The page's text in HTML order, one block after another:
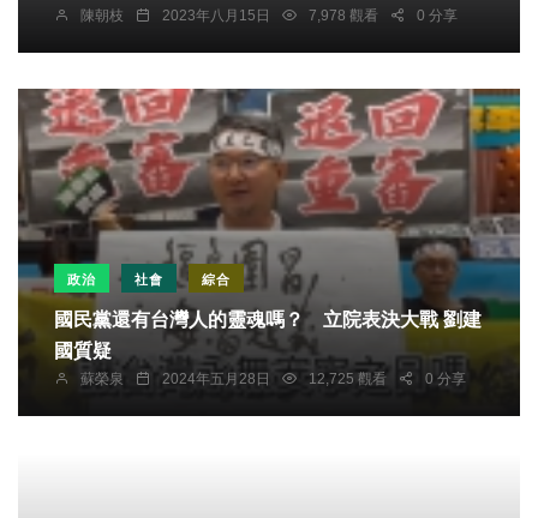
陳朝枝 2023年八月15日 7,978 觀看 0 分享
政治 社會 綜合
國民黨還有台灣人的靈魂嗎？ 立院表決大戰 劉建
國質疑
蘇榮泉 2024年五月28日 12,725 觀看 0 分享